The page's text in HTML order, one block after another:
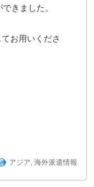
きました。
お用いくださ
アジア, 海外派遣情報